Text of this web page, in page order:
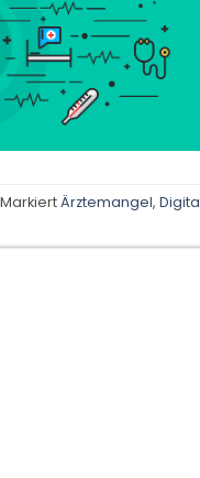
MarkiertÄrztemangel,